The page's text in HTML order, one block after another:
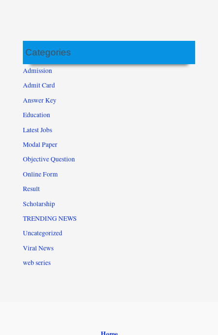
Categories
Admission
Admit Card
Answer Key
Education
Latest Jobs
Modal Paper
Objective Question
Online Form
Result
Scholarship
TRENDING NEWS
Uncategorized
Viral News
web series